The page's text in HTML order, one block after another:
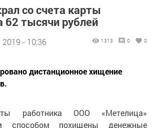
со счета карты
62 тысячи рублей
2019 - 10:36 1313 0 0
дистанционное хищение
работника ООО «Метелица»
способом похищены денежные